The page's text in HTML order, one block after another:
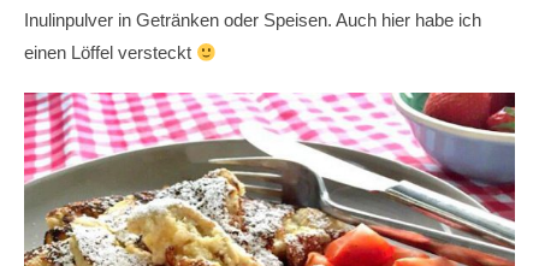
Inulinpulver in Getränken oder Speisen. Auch hier habe ich
einen Löffel versteckt